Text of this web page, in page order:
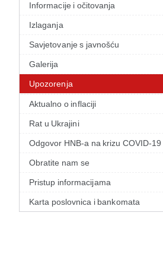
Informacije i očitovanja
Izlaganja
Savjetovanje s javnošću
Galerija
Upozorenja
Aktualno o inflaciji
Rat u Ukrajini
Odgovor HNB-a na krizu COVID-19
Obratite nam se
Pristup informacijama
Karta poslovnica i bankomata